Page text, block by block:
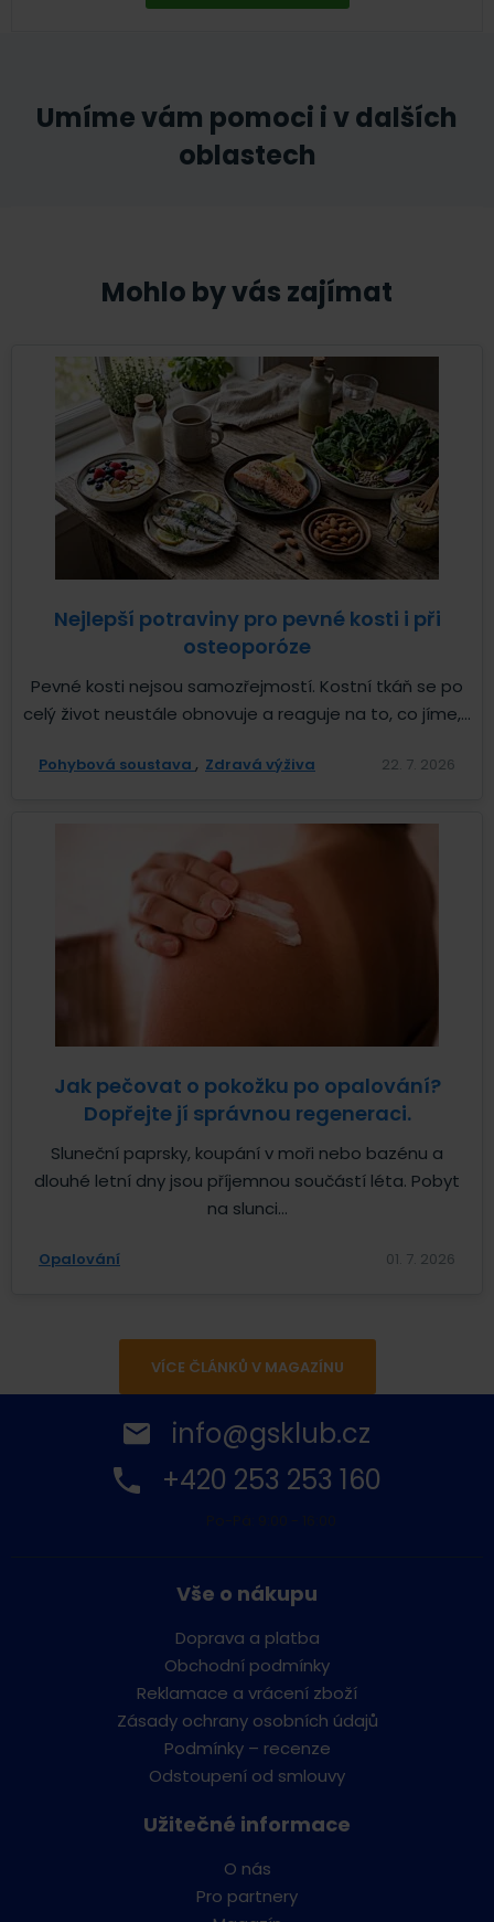
Umíme vám pomoci i v dalších
oblastech
Mohlo by vás zajímat
Nejlepší potraviny pro pevné kosti i při
osteoporóze
Pevné kosti nejsou samozřejmostí. Kostní tkáň se po
celý život neustále obnovuje a reaguje na to, co jíme,...
Pohybová soustava Zdravá výživa 22. 7. 2026
Jak pečovat o pokožku po opalování?
Dopřejte jí správnou regeneraci.
Sluneční paprsky, koupání v moři nebo bazénu a
dlouhé letní dny jsou příjemnou součástí léta. Pobyt
na slunci...
Opalování 01. 7. 2026
VÍCE ČLÁNKŮ V MAGAZÍNU
info@gsklub.cz
+420 253 253 160
Vše o nákupu
Doprava a platba
Obchodní podmínky
Reklamace a vrácení zboží
Zásady ochrany osobních údajů
Podmínky – recenze
Odstoupení od smlouvy
Užitečné informace
O nás
Pro partnery